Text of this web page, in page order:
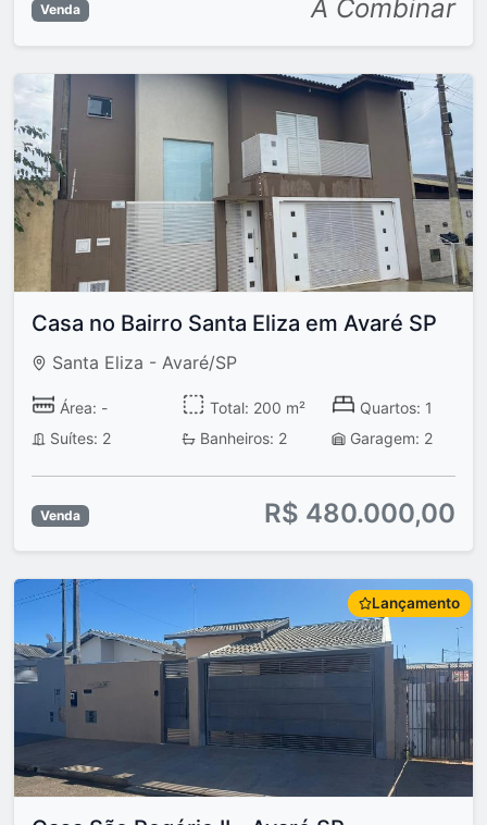
Venda A Combinar
Casa no Bairro Santa Eliza em Avaré SP
Santa Eliza - Avaré/SP
Área: - Total: 200 m²
Quartos: 1
Suítes: 2
Banheiros: 2 Garagem: 2
Venda R$ 480.000,00
Lançamento